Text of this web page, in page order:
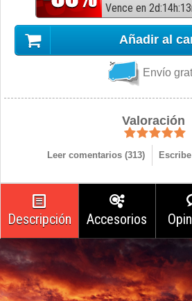
Vence en 2d:14h:13
Añadir al
Envío
Valoración
Leer comentarios (313)
Descripción Accesorios